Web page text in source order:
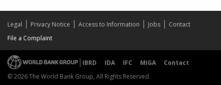
Legal Privacy Notice Access to Information Jobs
Contact
File a Complaint
IBRD IDA IFC MIGA
Contact
© 2026 The World Bank Group, All Rights Reserved.